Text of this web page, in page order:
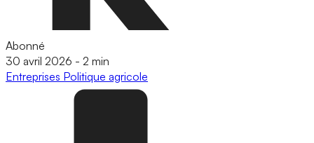
Abonné
30 avril 2026 - 2 min
Entreprises Politique agricole